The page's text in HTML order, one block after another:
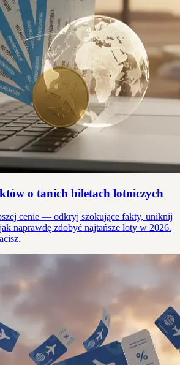
o tanich biletach lotniczych
cenie — odkryj szokujące fakty, uniknij
naprawdę zdobyć najtańsze loty w 2026.